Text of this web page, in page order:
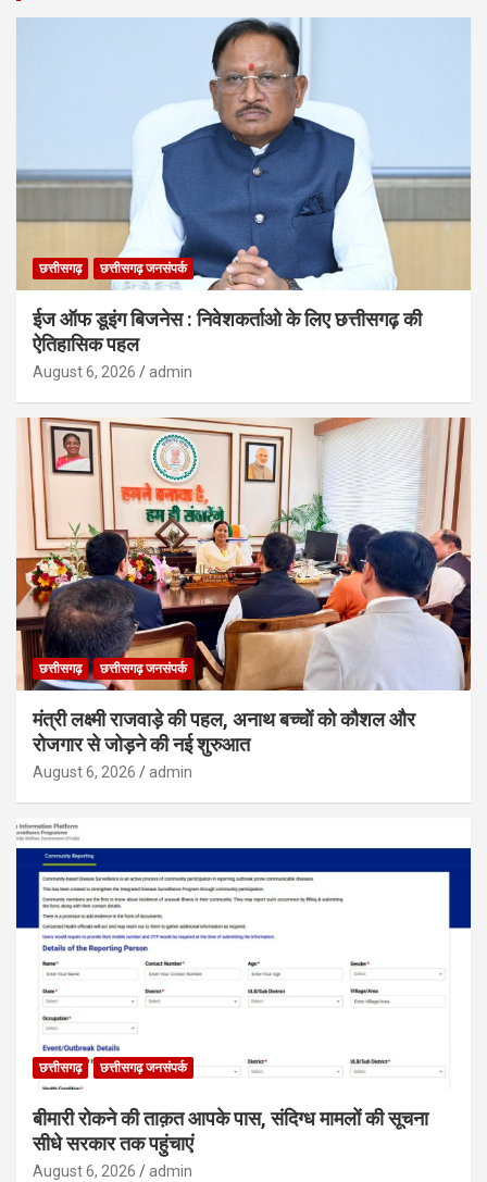
छत्तीसगढ़ छत्तीसगढ़ जनसंपर्क
ईज ऑफ डूइंग बिजनेस : निवेशकर्ताओ के लिए छत्तीसगढ़ की
ऐतिहासिक पहल
August 6, 2026 admin
छत्तीसगढ़ छत्तीसगढ़ जनसंपर्क
मंत्री लक्ष्मी राजवाड़े की पहल, अनाथ बच्चों को कौशल और
रोजगार से जोड़ने की नई शुरुआत
August 6, 2026 admin
छत्तीसगढ़ छत्तीसगढ़ जनसंपर्क
बीमारी रोकने की ताक़त आपके पास, संदिग्ध मामलों की सूचना
सीधे सरकार तक पहुंचाएं
August 6, 2026 admin